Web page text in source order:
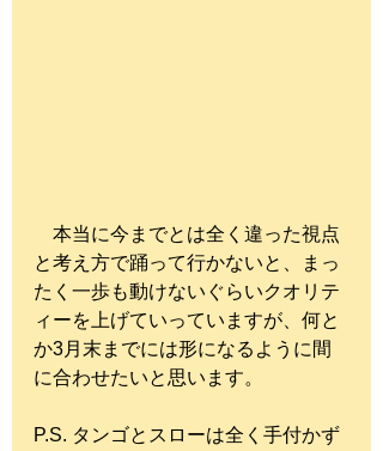
本当に今までとは全く違った視点
と考え方で踊って行かないと、まっ
たく一歩も動けないぐらいクオリテ
ィーを上げていっていますが、何と
か3月末までには形になるように間
に合わせたいと思います。
P.S. タンゴとスローは全く手付かず